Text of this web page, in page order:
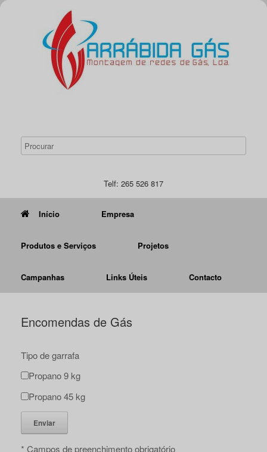
Telf: 265 526 817
Início Empresa
Produtos e Serviços Projetos
Campanhas Links Úteis Contacto
Encomendas de Gás
Tipo de garrafa
Propano 9 kg
Propano 45 kg
* Campos de preenchimento obrigatório